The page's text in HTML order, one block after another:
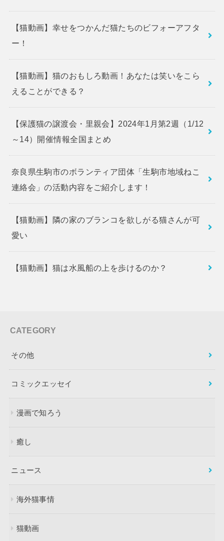
【猫動画】幸せをつかんだ猫たちのビフォーアフタ
ー！
【猫動画】猫のおもしろ動画！あなたは笑いをこら
えることができる？
【保護猫の譲渡会・里親会】2024年1月第2週（1/12
～14）開催情報全国まとめ
奈良県生駒市のボランティア団体「生駒市地域ねこ
連絡会」の活動内容をご紹介します！
【猫動画】隣の家のブランコを欲しがる猫さんが可
愛い
【猫動画】猫は水風船の上を歩けるのか？
CATEGORY
その他
コミックエッセイ
漫画で知ろう
癒し
ニュース
海外猫事情
猫動画